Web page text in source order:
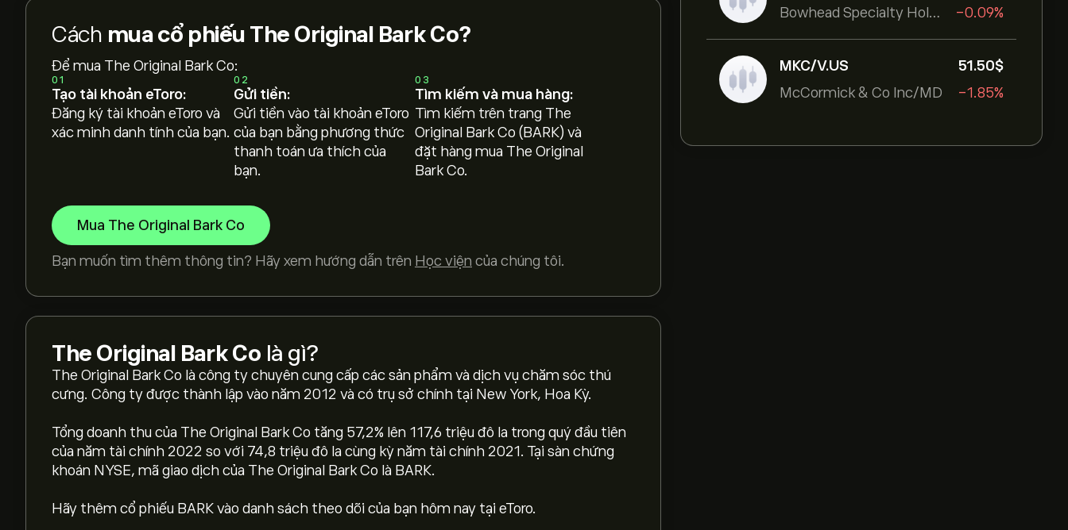
Bowhead Specialty Holdings Inc
-0.09%
MKC/V.US
McCormick & Co Inc/MD
51.50‎$‎
-1.85%
Cách mua cổ phiếu The Original Bark Co?
Để mua The Original Bark Co:
01
Tạo tài khoản eToro:
Đăng ký tài khoản eToro và
xác minh danh tính của bạn.
02
Gửi tiền:
Gửi tiền vào tài khoản eToro
của bạn bằng phương thức
thanh toán ưa thích của
bạn.
03
Tìm kiếm và mua hàng:
Tìm kiếm trên trang The
Original Bark Co (BARK) và
đặt hàng mua The Original
Bark Co.
Mua The Original Bark Co
Bạn muốn tìm thêm thông tin? Hãy xem hướng dẫn trên Học viện của chúng tôi.
The Original Bark Co là gì?
The Original Bark Co là công ty chuyên cung cấp các sản phẩm và dịch vụ chăm sóc thú
cưng. Công ty được thành lập vào năm 2012 và có trụ sở chính tại New York, Hoa Kỳ.
Tổng doanh thu của The Original Bark Co tăng 57,2% lên 117,6 triệu đô la trong quý đầu tiên
của năm tài chính 2022 so với 74,8 triệu đô la cùng kỳ năm tài chính 2021. Tại sàn chứng
khoán NYSE, mã giao dịch của The Original Bark Co là BARK.
Hãy thêm cổ phiếu BARK vào danh sách theo dõi của bạn hôm nay tại eToro.
Giá BARK hôm nay là 9.43‎$‎.
Giá mục tiêu trung bình của The Original Bark Co là 9.43‎$‎. Tạo tài khoảneToro để biết dự